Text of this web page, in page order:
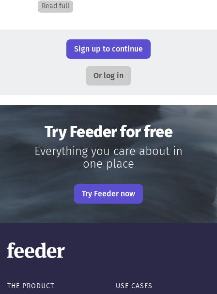
Read full
Sign up to continue
Or log in
Try Feeder for free
Everything you care about in
one place
Try Feeder now
THE PRODUCT USE CASES